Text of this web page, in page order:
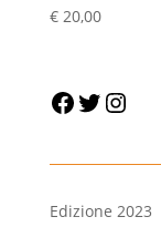
€20,00
Facebook
Twitter
Edizione 2023